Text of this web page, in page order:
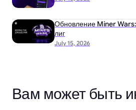
July 15, 2026
Обновление Miner
лиг
Вам может быть